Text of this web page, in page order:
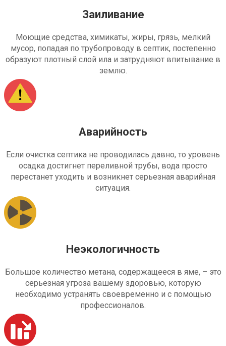
Заиливание
Моющие средства, химикаты, жиры, грязь, мелкий
мусор, попадая по трубопроводу в септик, постепенно
образуют плотный слой ила и затрудняют впитывание в
землю.
Аварийность
Если очистка септика не проводилась давно, то уровень
осадка достигнет переливной трубы, вода просто
перестанет уходить и возникнет серьезная аварийная
ситуация.
Неэкологичность
Большое количество метана, содержащееся в яме, – это
серьезная угроза вашему здоровью, которую
необходимо устранять своевременно и с помощью
профессионалов.